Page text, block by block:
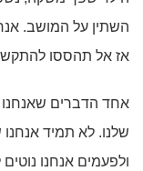
השתין על המושב.
אז אל תהססו
אחד הדברים
שלנו. לא תמיד
ולפעמים אנחנו